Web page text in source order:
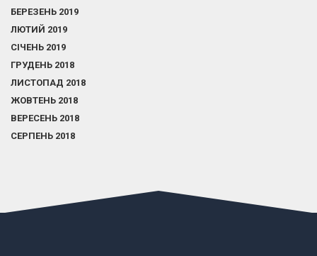
БЕРЕЗЕНЬ 2019
ЛЮТИЙ 2019
СІЧЕНЬ 2019
ГРУДЕНЬ 2018
ЛИСТОПАД 2018
ЖОВТЕНЬ 2018
ВЕРЕСЕНЬ 2018
СЕРПЕНЬ 2018